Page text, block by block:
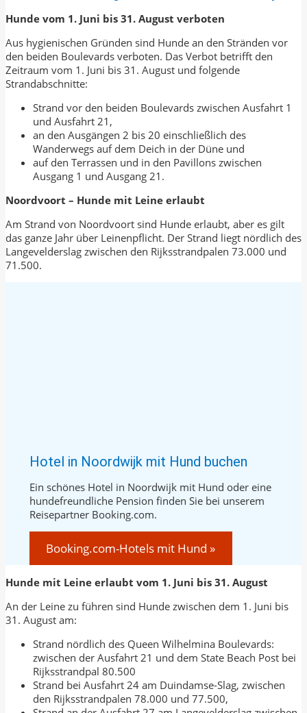
Hunde vom 1. Juni bis 31. August verboten
Aus hygienischen Gründen sind Hunde an den Stränden vor
den beiden Boulevards verboten. Das Verbot betrifft den
Zeitraum vom 1. Juni bis 31. August und folgende
Strandabschnitte:
Strand vor den beiden Boulevards zwischen Ausfahrt 1
und Ausfahrt 21,
an den Ausgängen 2 bis 20 einschließlich des
Wanderwegs auf dem Deich in der Düne und
auf den Terrassen und in den Pavillons zwischen
Ausgang 1 und Ausgang 21.
Noordvoort – Hunde mit Leine erlaubt
Am Strand von Noordvoort sind Hunde erlaubt, aber es gilt
das ganze Jahr über Leinenpflicht. Der Strand liegt nördlich des
Langevelderslag zwischen den Rijksstrandpalen 73.000 und
71.500.
Hotel in Noordwijk mit Hund buchen
Ein schönes Hotel in Noordwijk mit Hund oder eine
hundefreundliche Pension finden Sie bei unserem
Reisepartner Booking.com.
Booking.com-Hotels mit Hund »
Hunde mit Leine erlaubt vom 1. Juni bis 31. August
An der Leine zu führen sind Hunde zwischen dem 1. Juni bis
31. August am:
Strand nördlich des Queen Wilhelmina Boulevards:
zwischen der Ausfahrt 21 und dem State Beach Post bei
Rijksstrandpal 80.500
Strand bei Ausfahrt 24 am Duindamse-Slag, zwischen
den Rijksstrandpalen 78.000 und 77.500,